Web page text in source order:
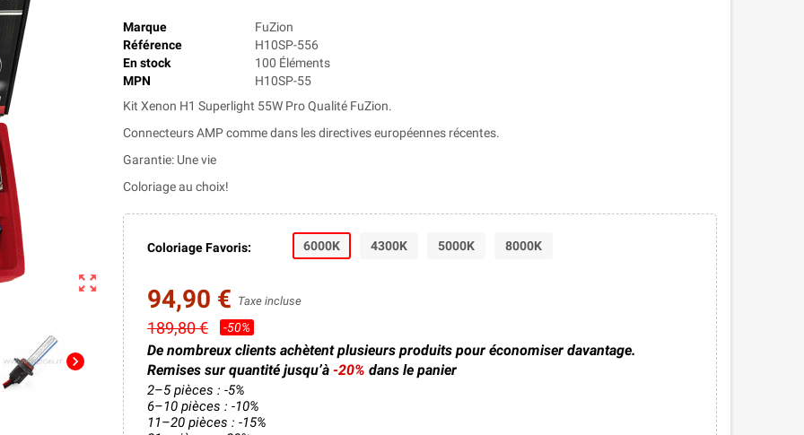
zoom_out_map
chevron_right
Marque
FuZion
Référence
H10SP-556
En stock
100 Éléments
MPN
H10SP-55
Kit Xenon H1 Superlight 55W Pro Qualité FuZion.
Connecteurs AMP comme dans les directives européennes récentes.
Garantie: Une vie
Coloriage au choix!
Coloriage Favoris: 6000K 4300K 5000K 8000K
94,90 € Taxe incluse
189,80 € -50%
De nombreux clients achètent plusieurs produits pour économiser davantage.
Remises sur quantité jusqu’à -20% dans le panier
2–5 pièces : -5%
6–10 pièces : -10%
11–20 pièces : -15%